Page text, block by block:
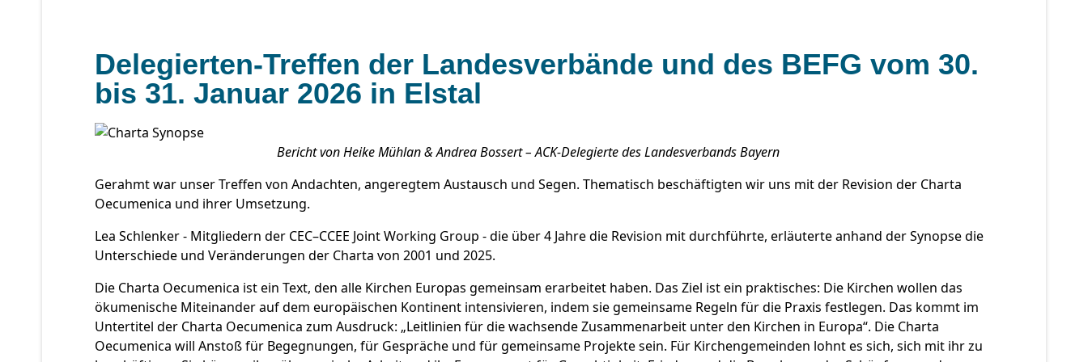
Delegierten-Treffen der Landesverbände und des BEFG vom 30.
bis 31. Januar 2026 in Elstal
Bericht von Heike Mühlan & Andrea Bossert – ACK-Delegierte des Landesverbands Bayern
Gerahmt war unser Treffen von Andachten, angeregtem Austausch und Segen. Thematisch beschäftigten wir uns mit der Revision der Charta
Oecumenica und ihrer Umsetzung.
Lea Schlenker - Mitgliedern der CEC–CCEE Joint Working Group - die über 4 Jahre die Revision mit durchführte, erläuterte anhand der Synopse die
Unterschiede und Veränderungen der Charta von 2001 und 2025.
Die Charta Oecumenica ist ein Text, den alle Kirchen Europas gemeinsam erarbeitet haben. Das Ziel ist ein praktisches: Die Kirchen wollen das
ökumenische Miteinander auf dem europäischen Kontinent intensivieren, indem sie gemeinsame Regeln für die Praxis festlegen. Das kommt im
Untertitel der Charta Oecumenica zum Ausdruck: „Leitlinien für die wachsende Zusammenarbeit unter den Kirchen in Europa“. Die Charta
Oecumenica will Anstoß für Begegnungen, für Gespräche und für gemeinsame Projekte sein. Für Kirchengemeinden lohnt es sich, sich mit ihr zu